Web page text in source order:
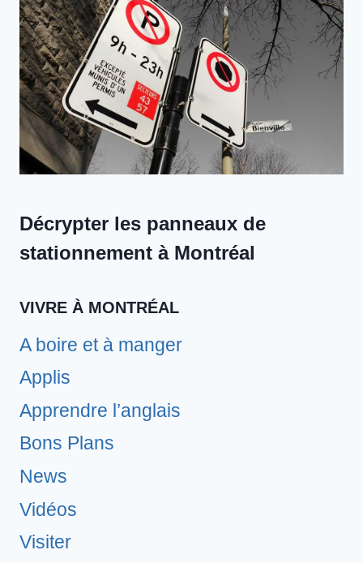
Décrypter les panneaux de
stationnement à Montréal
VIVRE À MONTRÉAL
A boire et à manger
Applis
Apprendre l’anglais
Bons Plans
News
Vidéos
Visiter